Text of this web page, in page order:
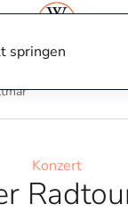
springen
Konzert